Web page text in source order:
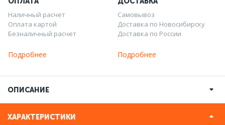
Наличный расчет
Оплата картой
Безналичный расчет
Подробнее
Самовывоз
Доставка по Новосибирску
Доставка по России
Подробнее
ОПИСАНИЕ
ХАРАКТЕРИСТИКИ